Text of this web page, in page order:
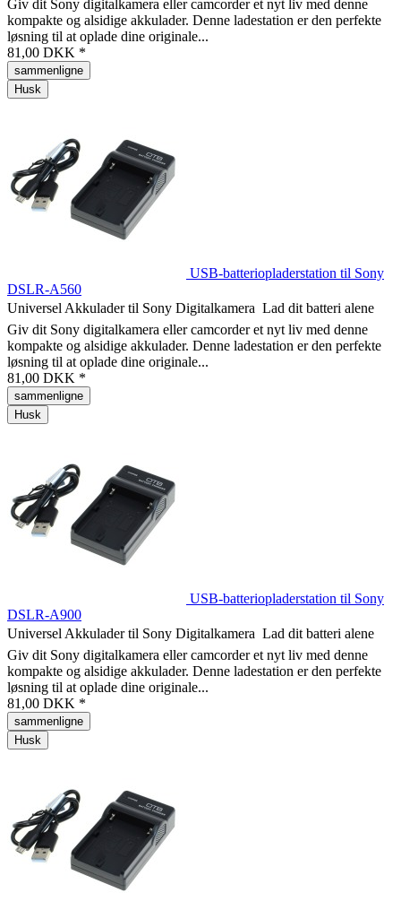
Giv dit Sony digitalkamera eller camcorder et nyt liv med denne
kompakte og alsidige akkulader. Denne ladestation er den perfekte
løsning til at oplade dine originale...
81,00 DKK *
sammenligne
Husk
USB-batteriopladerstation til Sony
DSLR-A560
Universel Akkulader til Sony Digitalkamera  Lad dit batteri alene
Giv dit Sony digitalkamera eller camcorder et nyt liv med denne
kompakte og alsidige akkulader. Denne ladestation er den perfekte
løsning til at oplade dine originale...
81,00 DKK *
sammenligne
Husk
USB-batteriopladerstation til Sony
DSLR-A900
Universel Akkulader til Sony Digitalkamera  Lad dit batteri alene
Giv dit Sony digitalkamera eller camcorder et nyt liv med denne
kompakte og alsidige akkulader. Denne ladestation er den perfekte
løsning til at oplade dine originale...
81,00 DKK *
sammenligne
Husk